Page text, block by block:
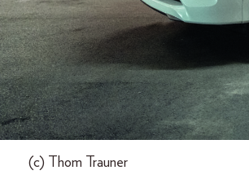
(c) Thom Trauner